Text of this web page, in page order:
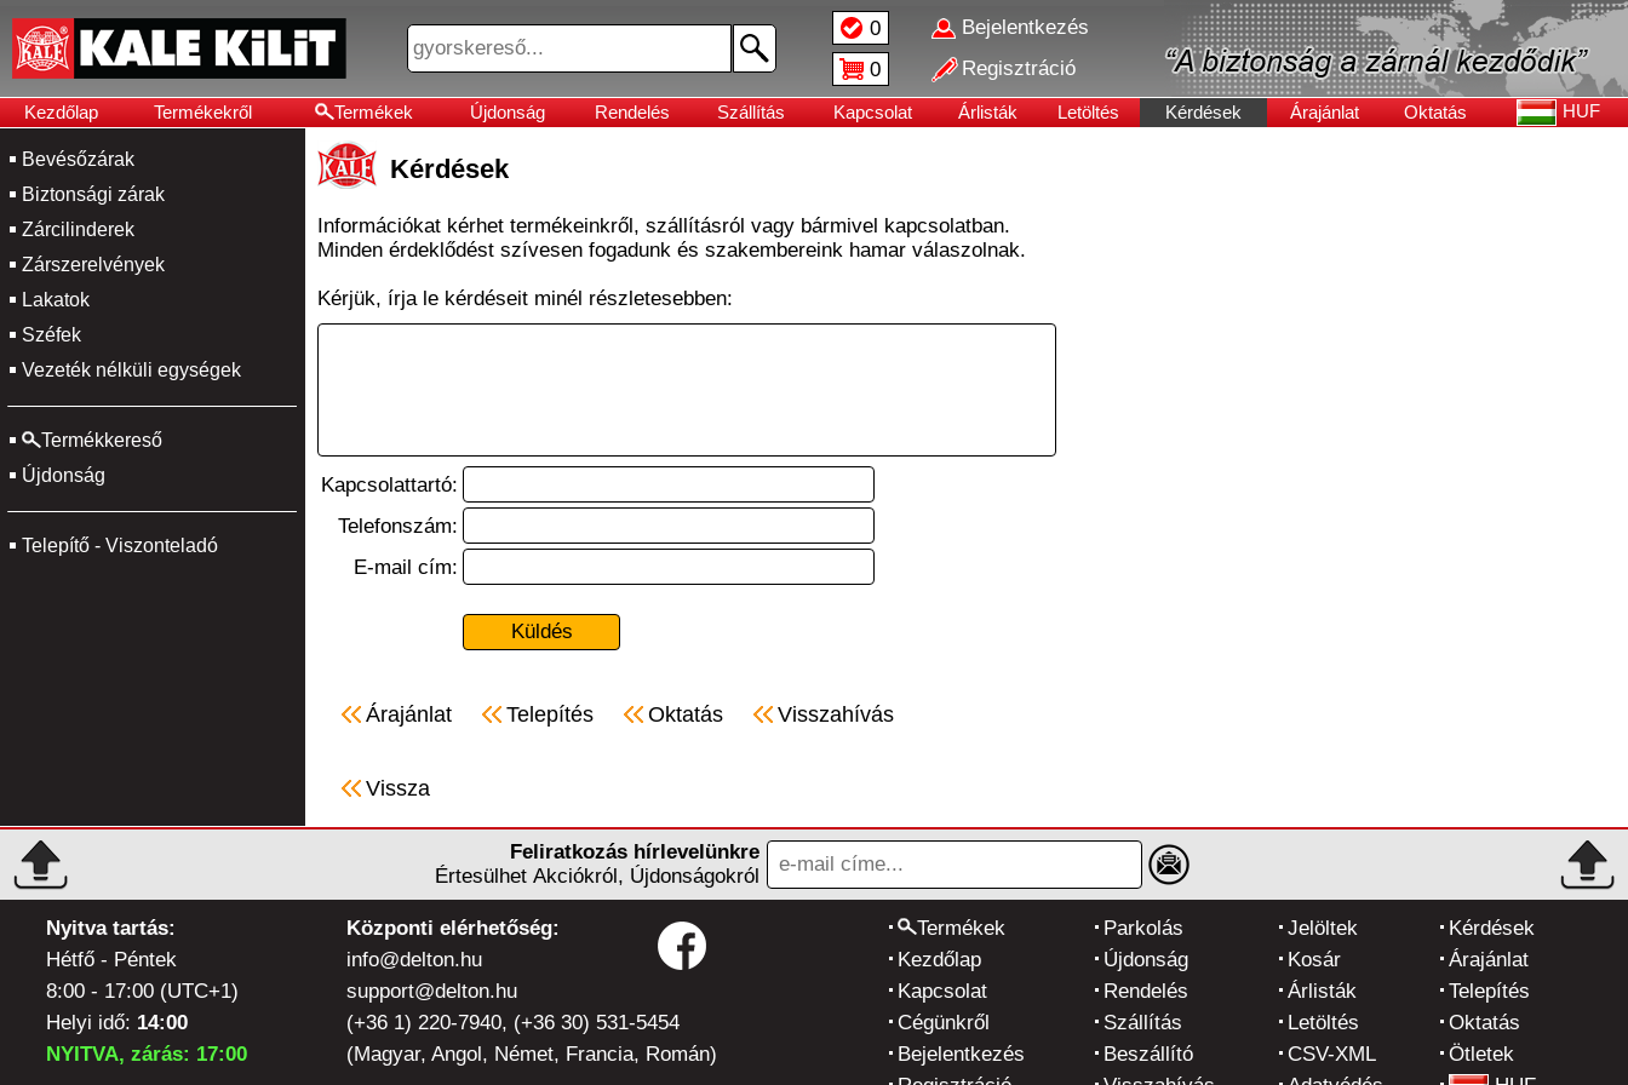
0
0
Bejelentkezés
Regisztráció
Kezdőlap Termékekről Termékek Újdonság Rendelés Szállítás Kapcsolat Árlisták Letöltés Kérdések Árajánlat Oktatás HUF
Bevésőzárak
Biztonsági zárak
Zárcilinderek
Zárszerelvények
Lakatok
Széfek
Vezeték nélküli egységek
Termékkereső
Újdonság
Telepítő - Viszonteladó
Kérdések
Információkat kérhet termékeinkről, szállításról vagy bármivel kapcsolatban.
Minden érdeklődést szívesen fogadunk és szakembereink hamar válaszolnak.
Kérjük, írja le kérdéseit minél részletesebben:
Kapcsolattartó:
Telefonszám:
E-mail cím:
Árajánlat Telepítés Oktatás Visszahívás
Vissza
Feliratkozás hírlevelünkre
Értesülhet Akciókról, Újdonságokról
Nyitva tartás:
Hétfő - Péntek
8:00 - 17:00 (UTC+1)
Helyi idő: 14:00
NYITVA, zárás: 17:00
Központi elérhetőség:
info@delton.hu
support@delton.hu
(+36 1) 220-7940, (+36 30) 531-5454
(Magyar, Angol, Német, Francia, Román)
Termékek
Kezdőlap
Kapcsolat
Cégünkről
Bejelentkezés
Parkolás
Újdonság
Rendelés
Szállítás
Beszállító
Jelöltek
Kosár
Árlisták
Letöltés
CSV-XML
Kérdések
Árajánlat
Telepítés
Oktatás
Ötletek